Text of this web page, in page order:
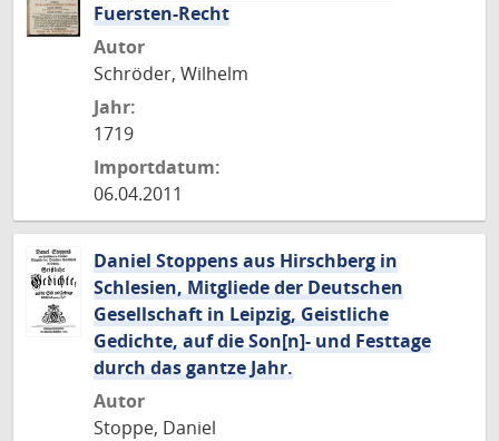
Fuersten-Recht
Autor
Schröder, Wilhelm
Jahr:
1719
Importdatum:
06.04.2011
Daniel Stoppens aus Hirschberg in
Schlesien, Mitgliede der Deutschen
Gesellschaft in Leipzig, Geistliche
Gedichte, auf die Son[n]- und Festtage
durch das gantze Jahr.
Autor
Stoppe, Daniel